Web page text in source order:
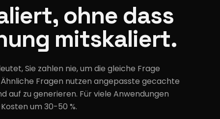
ohne dass
mitskaliert.
Sie zahlen nie, um die gleiche Frage
Fragen nutzen angepasste gecachte
auf zu generieren. Für viele Anwendungen
um 30-50 %.